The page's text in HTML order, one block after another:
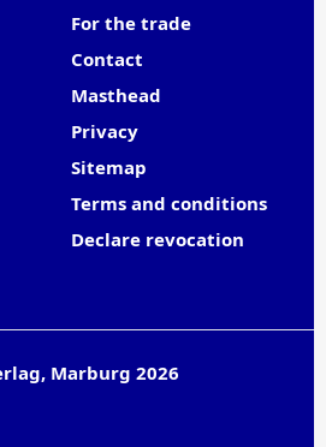
For the trade
Contact
Masthead
Privacy
Sitemap
Terms and conditions
Declare revocation
Marburg 2026